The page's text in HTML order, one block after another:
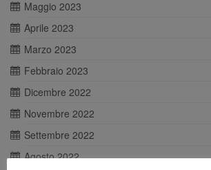
Maggio 2023
Aprile 2023
Marzo 2023
Febbraio 2023
Dicembre 2022
Novembre 2022
Settembre 2022
Agosto 2022